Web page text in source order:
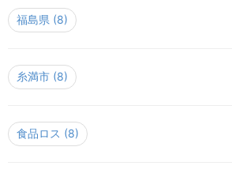
福島県 (8)
糸満市 (8)
食品ロス (8)